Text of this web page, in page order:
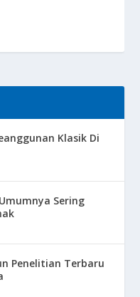
Klasik Di
Sering
Penelitian Terbaru